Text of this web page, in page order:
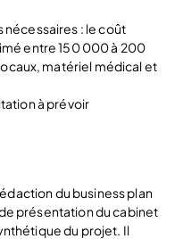
: le coût
entre 150 000 à 200
matériel médical et
à prévoir
plan
du business plan
présentation du cabinet
du projet. Il